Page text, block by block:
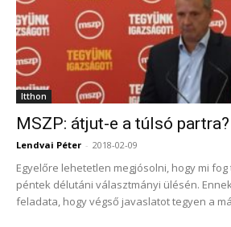
Itthon
MSZP: átjut-e a túlsó partra?
Lendvai Péter - 2018-02-09
Egyelőre lehetetlen megjósolni, hogy mi
péntek délutáni választmányi ülésén.
feladata, hogy végső javaslatot tegyen a